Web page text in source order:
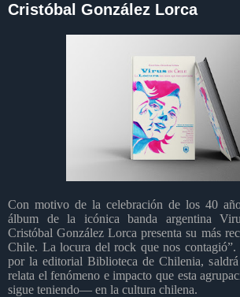
Cristóbal González Lorca
Con motivo de la celebración de los 40
álbum de la icónica banda argentina
Cristóbal González Lorca presenta su más
Chile. La locura del rock que nos
por la editorial Biblioteca de Chilenia,
relata el fenómeno e impacto que esta
sigue teniendo— en la cultura chilena.